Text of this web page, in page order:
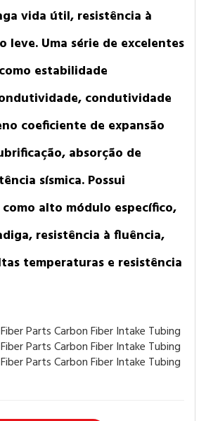
vida útil, resistência à
leve. Uma série de excelentes
estabilidade
condutividade
coeficiente de expansão
absorção de
sísmica. Possui
alto módulo específico,
resistência à fluência,
temperaturas e resistência